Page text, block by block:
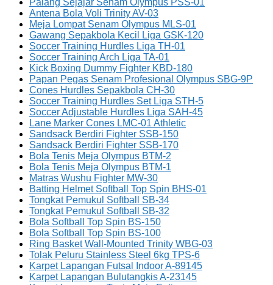
Antena Bola Voli Trinity AV-03
Meja Lompat Senam Olympus MLS-01
Gawang Sepakbola Kecil Liga GSK-120
Soccer Training Hurdles Liga TH-01
Soccer Training Arch Liga TA-01
Kick Boxing Dummy Fighter KBD-180
Papan Pegas Senam Profesional Olympus SBG-9P
Cones Hurdles Sepakbola CH-30
Soccer Training Hurdles Set Liga STH-5
Soccer Adjustable Hurdles Liga SAH-45
Lane Marker Cones LMC-01 Athletic
Sandsack Berdiri Fighter SSB-150
Sandsack Berdiri Fighter SSB-170
Bola Tenis Meja Olympus BTM-2
Bola Tenis Meja Olympus BTM-1
Matras Wushu Fighter MW-30
Batting Helmet Softball Top Spin BHS-01
Tongkat Pemukul Softball SB-34
Tongkat Pemukul Softball SB-32
Bola Softball Top Spin BS-150
Bola Softball Top Spin BS-100
Ring Basket Wall-Mounted Trinity WBG-03
Tolak Peluru Stainless Steel 6kg TPS-6
Karpet Lapangan Futsal Indoor A-89145
Karpet Lapangan Bulutangkis A-23145